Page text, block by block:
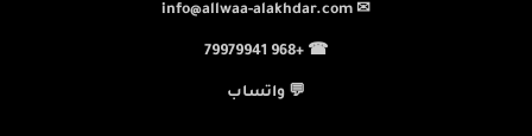
✉ info@allwaa-alakhdar.com
☎ +968 79979941
💬 واتساب